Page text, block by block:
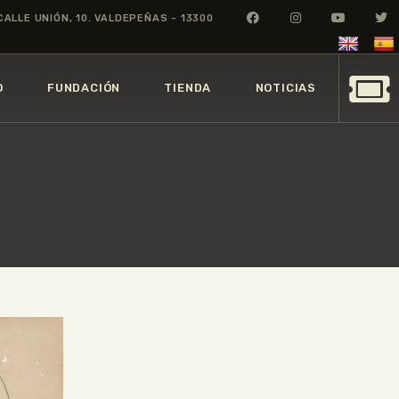
UNIÓN, 10. VALDEPEÑAS - 13300
FUNDACIÓN TIENDA NOTICIAS